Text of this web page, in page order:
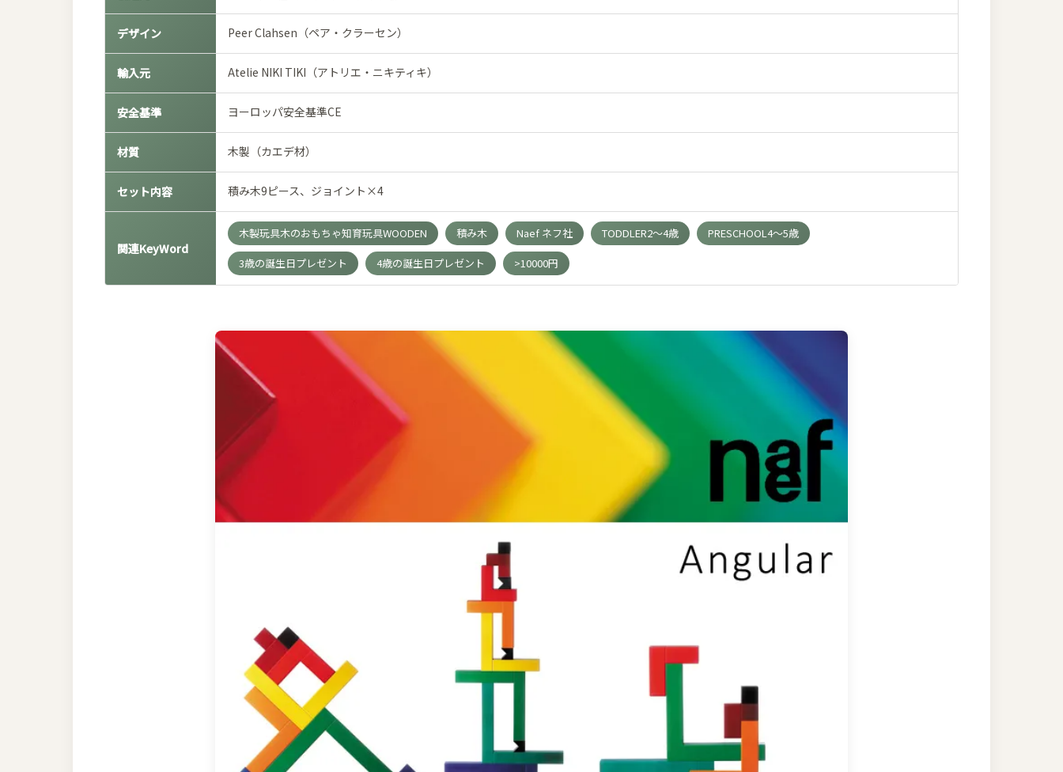
デザイン Peer Clahsen（ペア・クラーセン）
輸入元 Atelie NIKI TIKI（アトリエ・ニキティキ）
安全基準 ヨーロッパ安全基準CE
材質 木製（カエデ材）
セット内容 積み木9ピース、ジョイント×4
関連KeyWord
木製玩具木のおもちゃ知育玩具WOODEN 積み木 Naef ネフ社 TODDLER2～4歳
PRESCHOOL4～5歳
3歳の誕生日プレゼント
4歳の誕生日プレゼント >10000円